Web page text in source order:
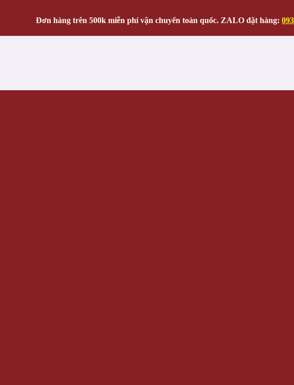
Đơn hàng trên 500k miễn phí vận chuyển toàn quốc. ZALO đặt hàng: